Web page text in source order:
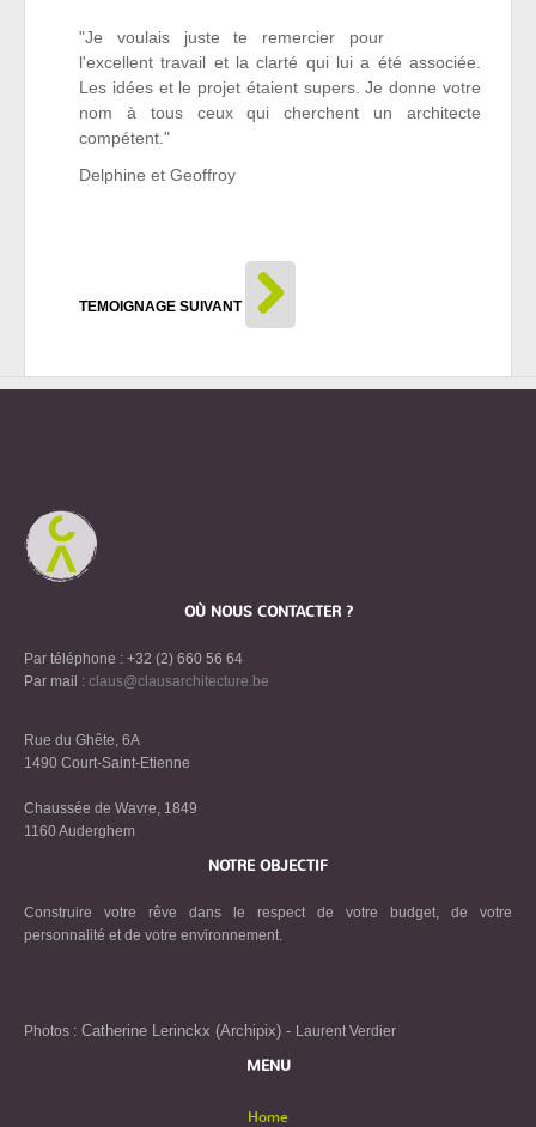
"Je voulais juste te remercier pour
l'excellent travail et la clarté qui lui a été associée.
Les idées et le projet étaient supers. Je donne votre
nom à tous ceux qui cherchent un architecte
compétent."
Delphine et Geoffroy
TEMOIGNAGE SUIVANT
OÙ NOUS CONTACTER ?
Par téléphone : +32 (2) 660 56 64
Par mail : claus@clausarchitecture.be
Rue du Ghête, 6A
1490 Court-Saint-Etienne
Chaussée de Wavre, 1849
1160 Auderghem
NOTRE OBJECTIF
Construire votre rêve dans le respect de votre budget, de votre
personnalité et de votre environnement.
Photos : Catherine Lerinckx (Archipix) - Laurent Verdier
MENU
Home